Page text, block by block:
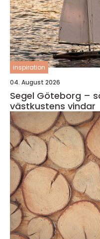
inspiration
04. August 2026
Segel Göteborg –
västkustens vindar